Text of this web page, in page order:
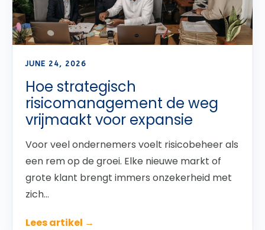
JUNE 24, 2026
Hoe strategisch
risicomanagement de weg
vrijmaakt voor expansie
Voor veel ondernemers voelt risicobeheer als
een rem op de groei. Elke nieuwe markt of
grote klant brengt immers onzekerheid met
zich...
Lees artikel →